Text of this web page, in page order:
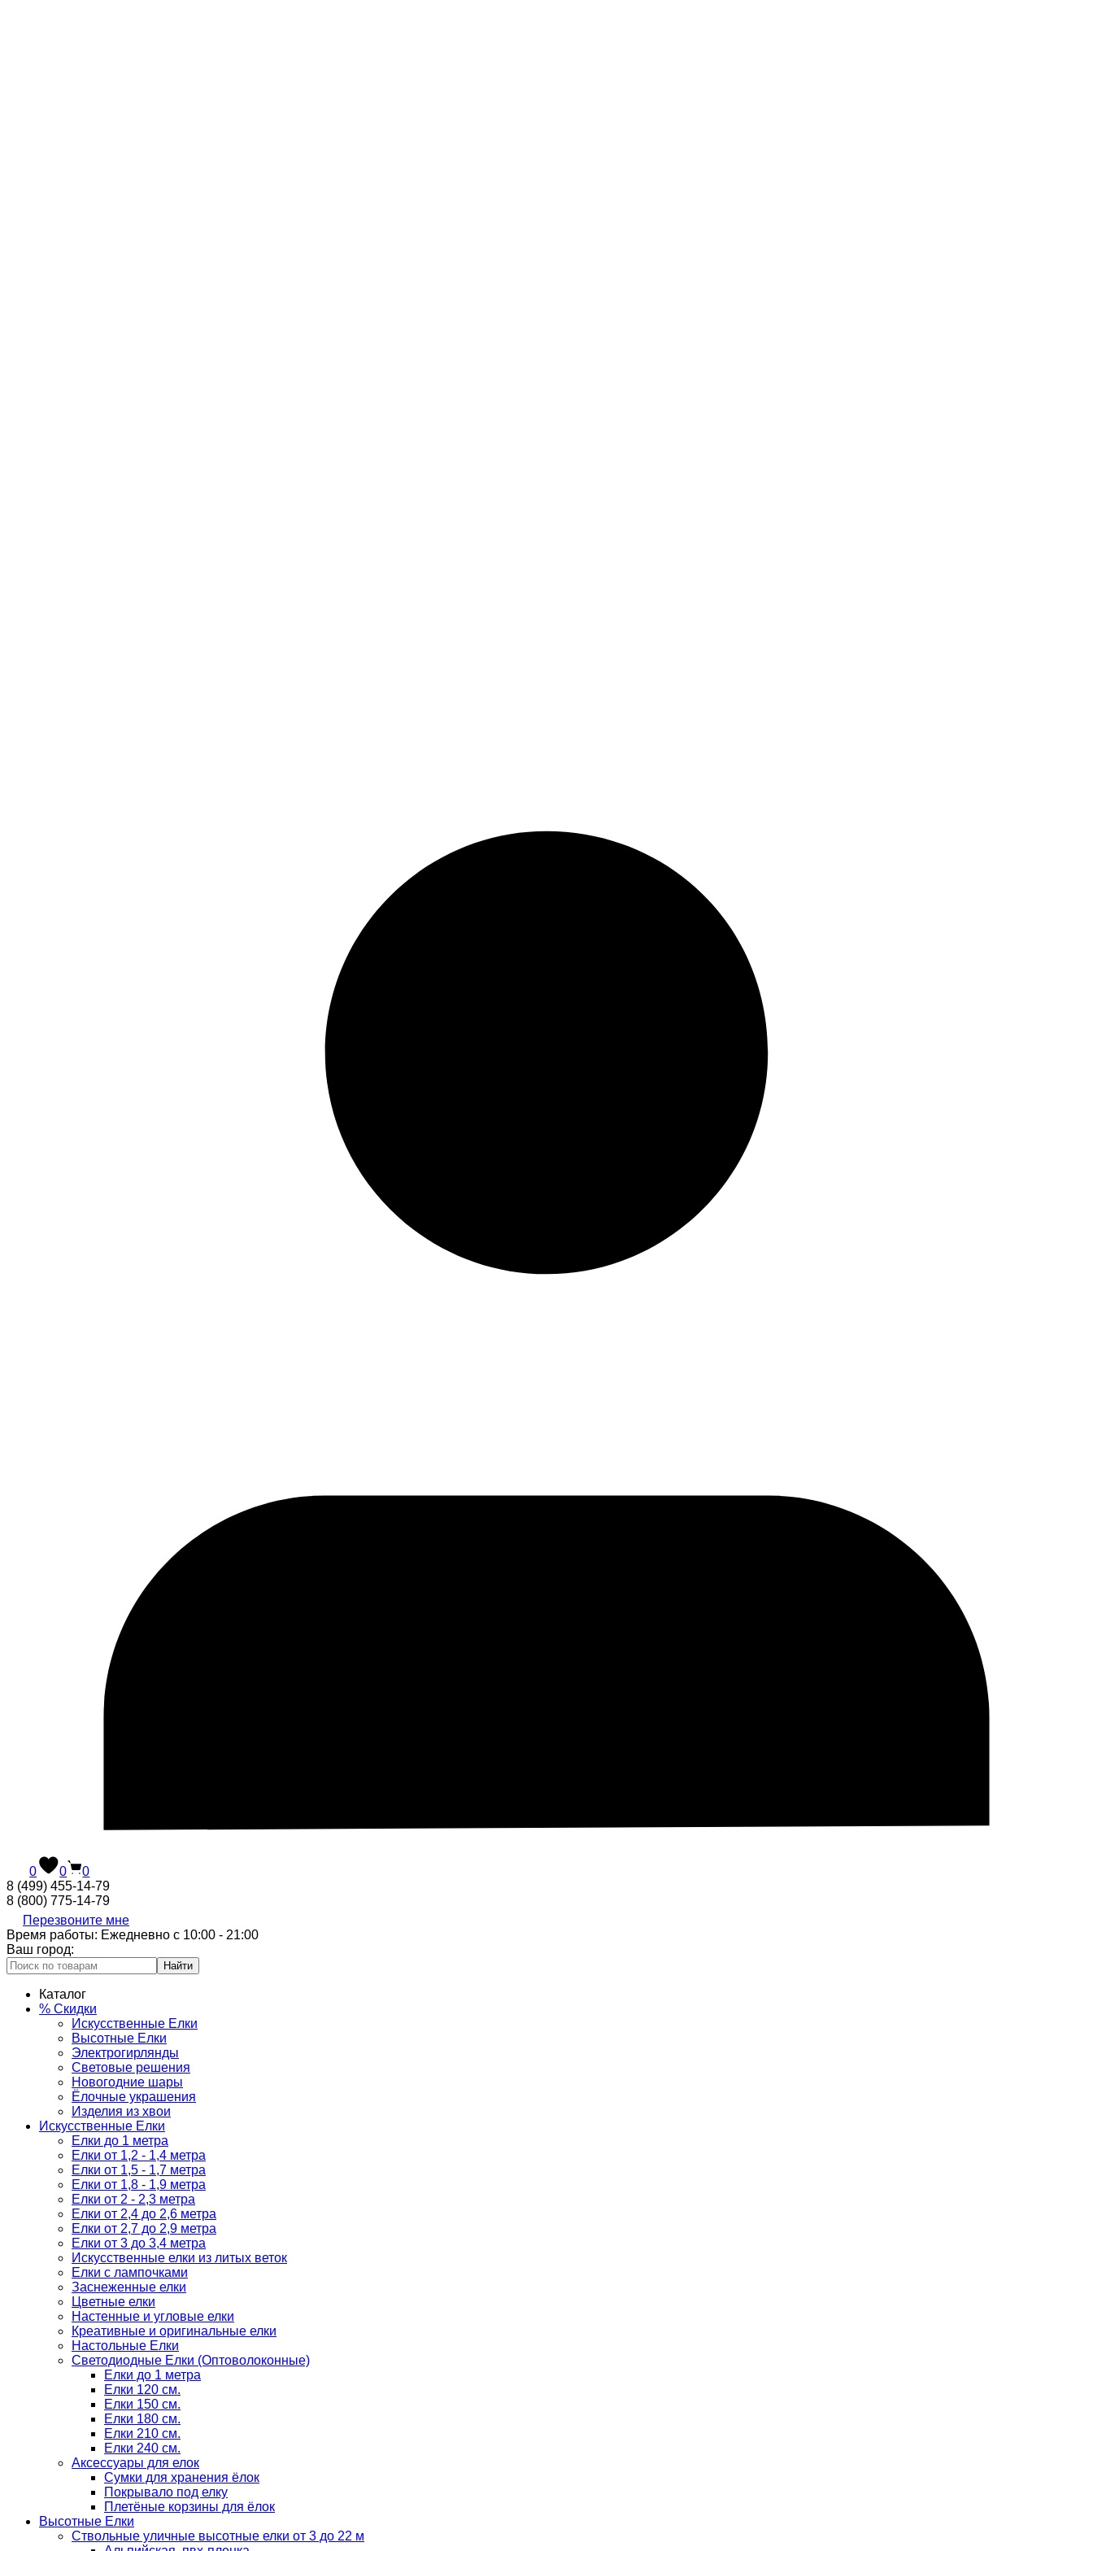
0 0
0
8 (499) 455-14-79
8 (800) 775-14-79
Перезвоните мне
Время работы: Ежедневно с 10:00 - 21:00
Ваш город:
Найти
Каталог
% Скидки
Искусственные Елки
Высотные Елки
Электрогирлянды
Световые решения
Новогодние шары
Ёлочные украшения
Изделия из хвои
Искусственные Елки
Елки до 1 метра
Елки от 1,2 - 1,4 метра
Елки от 1,5 - 1,7 метра
Елки от 1,8 - 1,9 метра
Елки от 2 - 2,3 метра
Елки от 2,4 до 2,6 метра
Елки от 2,7 до 2,9 метра
Елки от 3 до 3,4 метра
Искусственные елки из литых веток
Елки с лампочками
Заснеженные елки
Цветные елки
Настенные и угловые елки
Креативные и оригинальные елки
Настольные Елки
Светодиодные Елки (Оптоволоконные)
Елки до 1 метра
Елки 120 см.
Елки 150 см.
Елки 180 см.
Елки 210 см.
Елки 240 см.
Аксессуары для елок
Сумки для хранения ёлок
Покрывало под елку
Плетёные корзины для ёлок
Высотные Елки
Ствольные уличные высотные елки от 3 до 22 м